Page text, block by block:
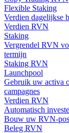
Flexible Staking
Verdien dagelijkse
Verdien RVN
Staking
Vergrendel RVN
termijn
Staking RVN
Launchpool
Gebruik uw activa
campagnes
Verdien RVN
Automatisch
Bouw uw RVN-
Beleg RVN